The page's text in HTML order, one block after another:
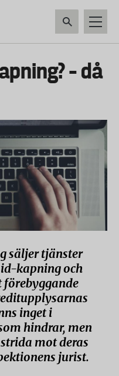
VERKTYG &
– då
säljer tjänster
kapning och
inget i
hindrar, men
mot deras
jurist.